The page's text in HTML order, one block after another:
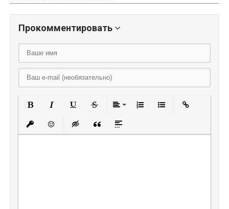
Прокомментировать
Вставить защищенную ссылку
Вставить смайлик
Вставка скрытого текста
Вставка цитаты
Вставка спойлера